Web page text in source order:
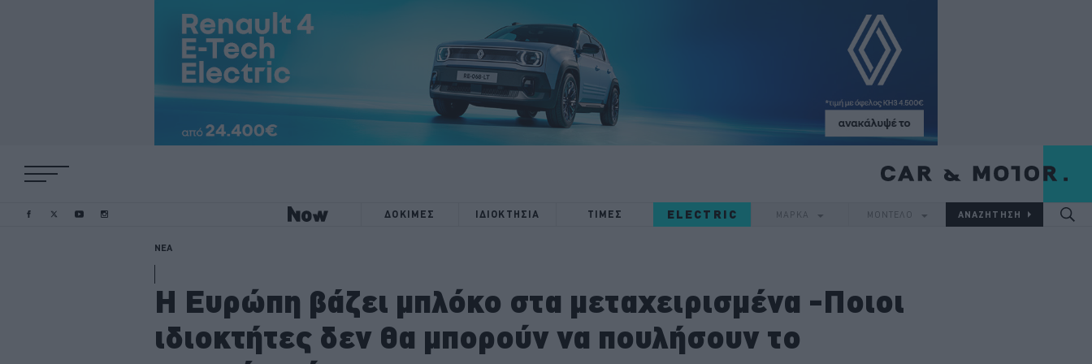
ΔΟΚΙΜΕΣ ΙΔΙΟΚΤΗΣΙΑ ΤΙΜΕΣ ELECTRIC ΜΑΡΚΑ ΜΟΝΤΕΛΟ
ΝΕΑ
Η Ευρώπη βάζει μπλόκο στα μεταχειρισμένα -Ποιοι
ιδιοκτήτες δεν θα μπορούν να πουλήσουν το